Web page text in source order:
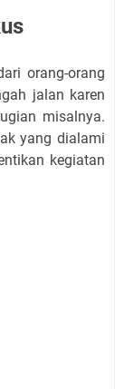
orang-orang
jalan karen
misalnya.
yang dialami
kegiatan